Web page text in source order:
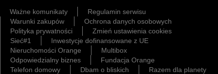
Ważne komunikaty
Regulamin serwisu
Warunki zakupów
Ochrona danych osobowych
Polityka prywatności
Zmień ustawienia cookies
Sieć#1
Inwestycje dofinansowane z UE
Nieruchomości Orange
Multibox
Odpowiedzialny biznes
Fundacja Orange
Telefon domowy
Dbam o bliskich Razem dla planety